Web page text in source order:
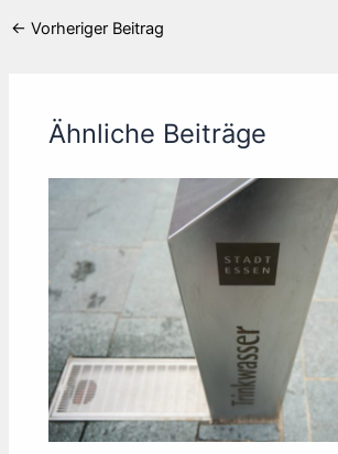
← Vorheriger Beitrag
Ähnliche Beiträge